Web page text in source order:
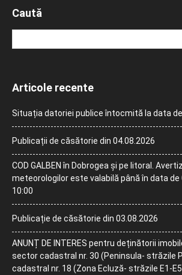
Caută
Articole recente
Situația datoriei publice întocmită la data
Publicații de căsătorie din 04.08.2026
COD GALBEN în Dobrogea și pe litoral.
meteorologilor este valabilă până în data de
10:00
Publicație de căsătorie din 03.08.2026
ANUNȚ DE INTERES pentru deținătorii
sector cadastral nr. 30 (Peninsula- străzile
cadastral nr. 18 (Zona Ecluză- străzile E1-